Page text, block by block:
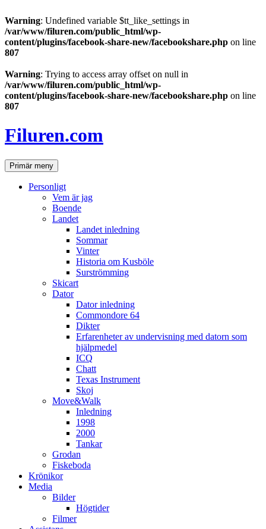
Warning: Undefined variable $tt_like_settings in
/var/www/filuren.com/public_html/wp-
content/plugins/facebook-share-new/facebookshare.php on line
807
Warning: Trying to access array offset on null in
/var/www/filuren.com/public_html/wp-
content/plugins/facebook-share-new/facebookshare.php on line
807
till
innehåll
Filuren.com
SökPrimär meny
Personligt
Vem är jag
Boende
Landet
Landet inledning
Sommar
Vinter
Historia om Kusböle
Surströmming
Skicart
Dator
Dator inledning
Commondore 64
Dikter
Erfarenheter av undervisning med datorn som
hjälpmedel
ICQ
Chatt
Texas Instrument
Skoj
Move&Walk
Inledning
1998
2000
Tankar
Grodan
Fiskeboda
Krönikor
Media
Bilder
Högtider
Filmer